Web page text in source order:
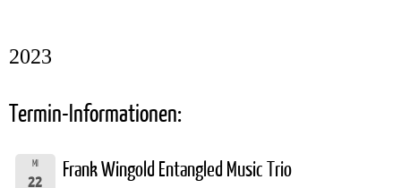
2023
Termin-Informationen:
MI
22
Frank Wingold Entangled Music Trio